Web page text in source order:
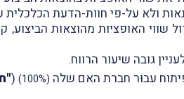
ולא על-פי חוות-הדעת
שווי האופציות מהוצאות
גובה שיעור הרווח.
עבוּר חברת האם שלה (100%)
(